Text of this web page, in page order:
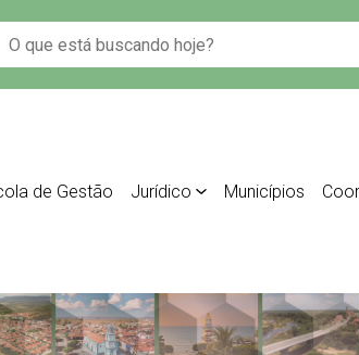
de Gestão Jurídico Municípios